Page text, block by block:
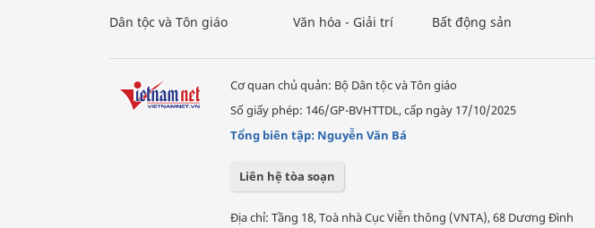
Dân tộc và Tôn giáo Văn hóa - Giải trí Bất động sản
Cơ quan chủ quản: Bộ Dân tộc và Tôn giáo
Số giấy phép: 146/GP-BVHTTDL, cấp ngày 17/10/2025
Tổng biên tập: Nguyễn Văn Bá
Liên hệ tòa soạn
Địa chỉ: Tầng 18, Toà nhà Cục Viễn thông (VNTA), 68 Dương Đình